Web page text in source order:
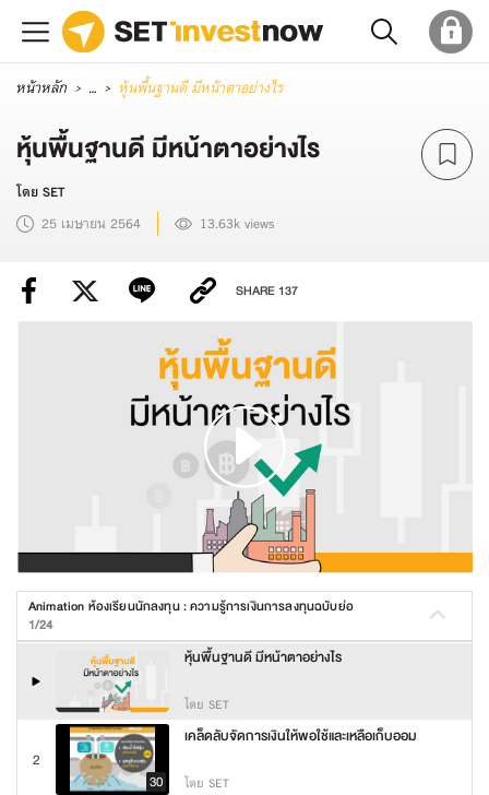
หน้าหลัก ... หุ้นพื้นฐานดี มีหน้าตาอย่างไร
หุ้นพื้นฐานดี มีหน้าตาอย่างไร
โดย SET
25 เมษายน 2564
13.63k views
SHARE137
Animation ห้องเรียนนักลงทุน : ความรู้การเงินการลงทุนฉบับย่อ
1/24
หุ้นพื้นฐานดี มีหน้าตาอย่างไร
โดย SET
2
30
เคล็ดลับจัดการเงินให้พอใช้และเหลือเก็บออม
โดย SET